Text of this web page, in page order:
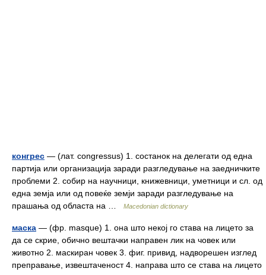
конгрес — (лат. congressus) 1. состанок на делегати од една
партија или организација заради разгледување на заедничките
проблеми 2. собир на научници, книжевници, уметници и сл. од
една земја или од повеќе земји заради разгледување на
прашања од областа на …
Macedonian dictionary
маска — (фр. masque) 1. она што некој го става на лицето за
да се скрие, обично вештачки направен лик на човек или
животно 2. маскиран човек 3. фиг. привид, надворешен изглед
преправање, извештаченост 4. направа што се става на лицето